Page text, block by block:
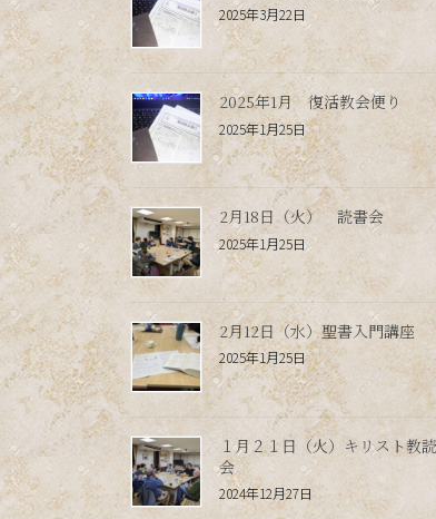
2025年3月22日
2025年1月 復活教会便り
2025年1月25日
2月18日（火） 読書会
2025年1月25日
2月12日（水）聖書入門講座
2025年1月25日
１月２１日（火）キリスト教
会
2024年12月27日